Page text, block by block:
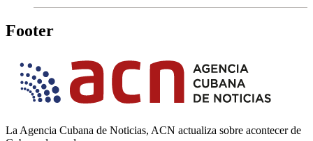
Footer
La Agencia Cubana de Noticias, ACN actualiza sobre acontecer de